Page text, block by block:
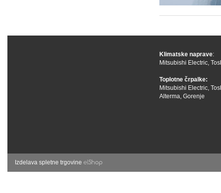
Klimatske naprave:
Mitsubishi Electric,
Toplotne črpalke:
Mitsubishi Electric,
Alterma, Gorenje
Izdelava spletne trgovine